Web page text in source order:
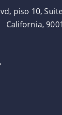
piso 10,
California,